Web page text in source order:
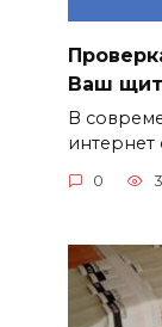
Ваш щит
В
интернет
0